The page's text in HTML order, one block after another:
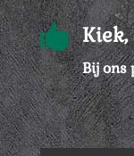
 Kiek,
Bij ons